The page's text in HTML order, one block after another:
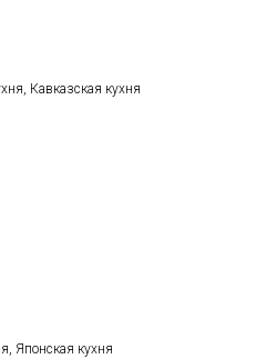
Кавказская кухня
Японская кухня